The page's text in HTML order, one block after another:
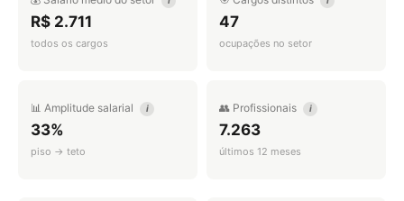
R$ 2.711
todos os cargos
47
ocupações no setor
📊 Amplitude salarial i
33%
piso → teto
👥 Profissionais i
7.263
últimos 12 meses